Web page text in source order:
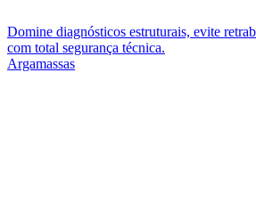
Domine diagnósticos estruturais, evite
com total segurança técnica.
Argamassas